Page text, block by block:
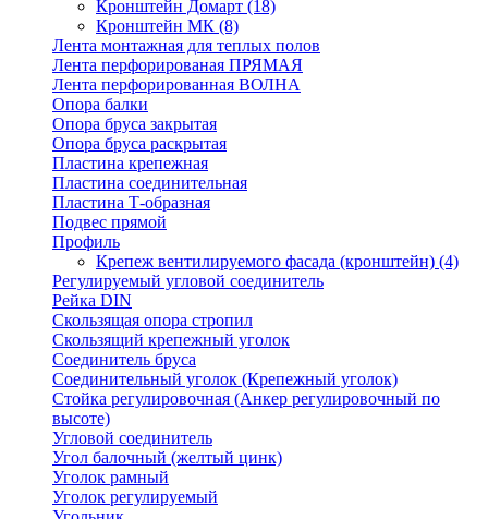
Кронштейн Домарт (18)
Кронштейн МК (8)
Лента монтажная для теплых полов
Лента перфорированая ПРЯМАЯ
Лента перфорированная ВОЛНА
Опора балки
Опора бруса закрытая
Опора бруса раскрытая
Пластина крепежная
Пластина соединительная
Пластина Т-образная
Подвес прямой
Профиль
Крепеж вентилируемого фасада (кронштейн) (4)
Регулируемый угловой соединитель
Рейка DIN
Скользящая опора стропил
Скользящий крепежный уголок
Соединитель бруса
Соединительный уголок (Крепежный уголок)
Стойка регулировочная (Анкер регулировочный по
высоте)
Угловой соединитель
Угол балочный (желтый цинк)
Уголок рамный
Уголок регулируемый